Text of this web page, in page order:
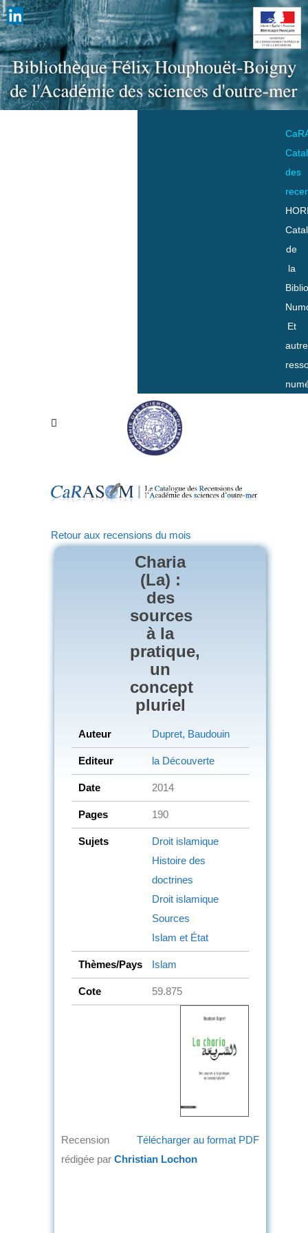
des
de
la
Et
Retour aux recensions du mois
Charia
(La) :
des
sources
à la
pratique,
un
concept
pluriel
Auteur Dupret, Baudouin
Editeur la Découverte
Date 2014
Pages 190
Sujets
Droit islamique
Histoire des
doctrines
Droit islamique
Sources
Islam et État
Thèmes/Pays Islam
Cote 59.875
Télécharger au format PDF
Recension
rédigée par Christian Lochon